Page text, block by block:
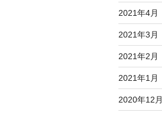
2021年4月
2021年3月
2021年2月
2021年1月
2020年12月